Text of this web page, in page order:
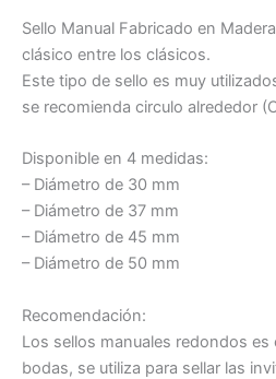
Sello Manual Fabricado en
clásico entre los clásicos.
Este tipo de sello es muy
se recomienda circulo alrededor
Disponible en 4 medidas:
– Diámetro de 30 mm
– Diámetro de 37 mm
– Diámetro de 45 mm
– Diámetro de 50 mm
Recomendación:
Los sellos manuales redondos es
bodas, se utiliza para sellar las